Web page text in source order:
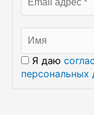
Я даю
персональных